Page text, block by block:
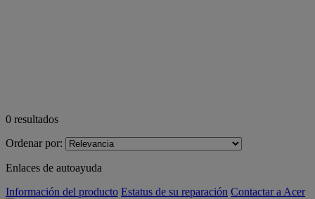
0 resultados
Ordenar por:
Enlaces de autoayuda
Información del producto Estatus de su reparación Contactar a Acer